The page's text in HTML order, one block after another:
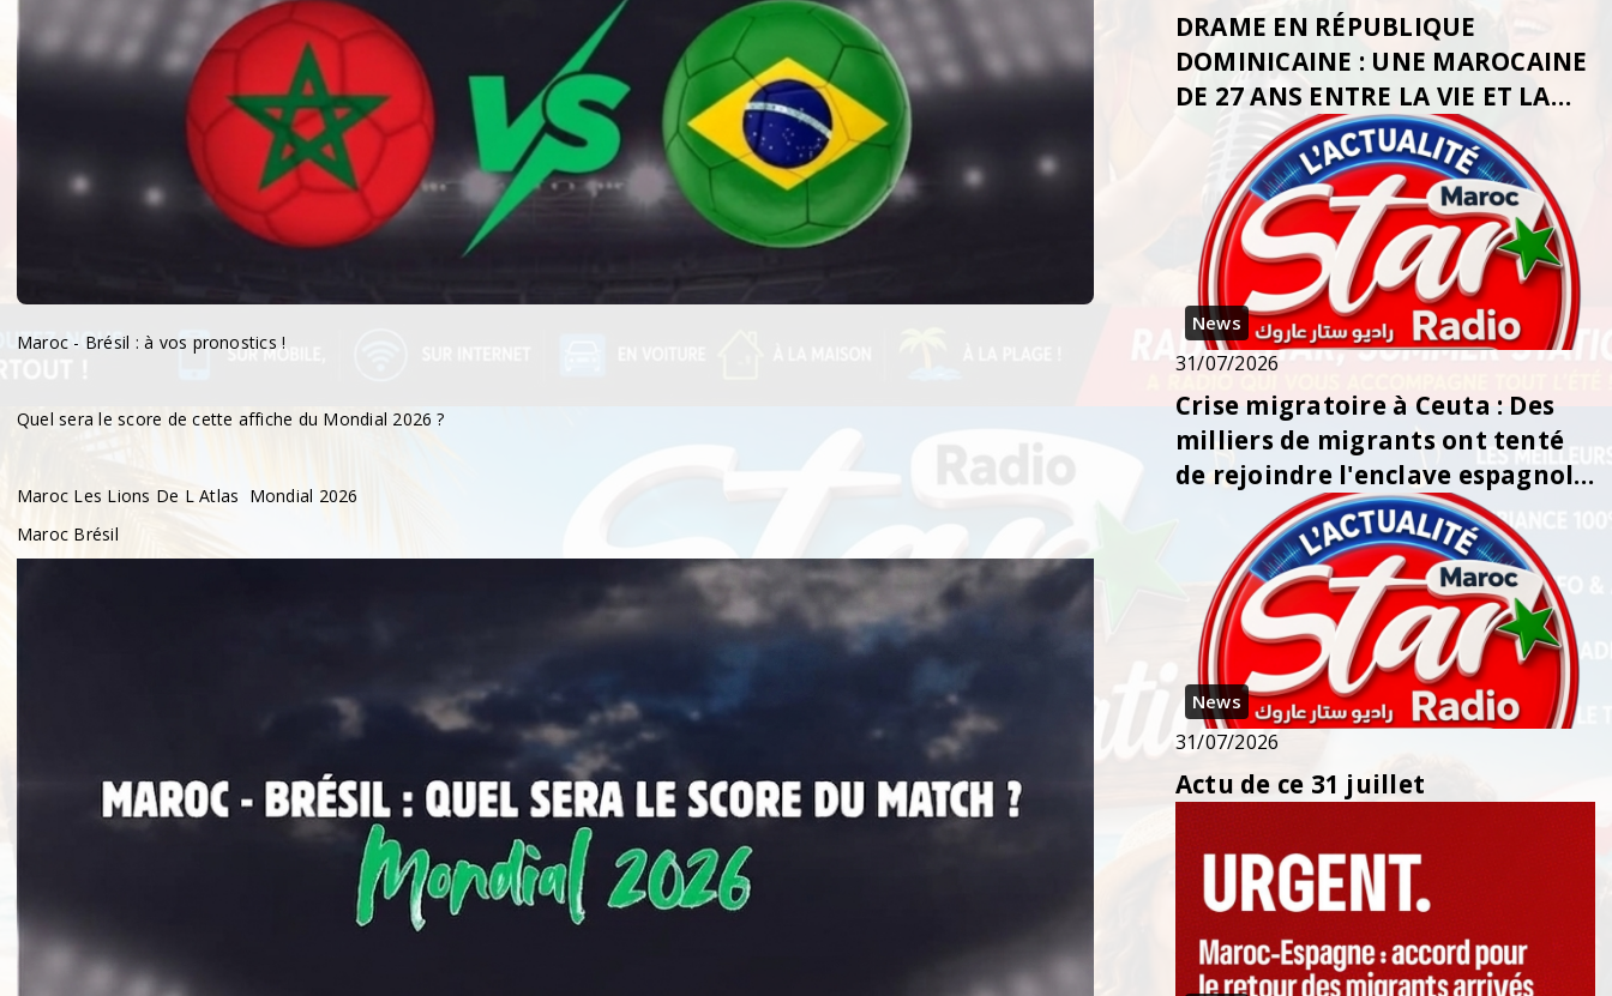
Maroc - Brésil : à vos pronostics !
Quel sera le score de cette affiche du Mondial 2026 ?
Maroc Les Lions De L Atlas Mondial 2026
Maroc Brésil
DRAME EN RÉPUBLIQUE
DOMINICAINE : UNE MAROCAINE
DE 27 ANS ENTRE LA VIE ET LA
MORT, SA FAMILLE LANCE UN
APPEL À L’AIDE
News
31/07/2026
Crise migratoire à Ceuta : Des
milliers de migrants ont tenté
de rejoindre l'enclave espagnole
de Ceuta depuis le Mar...
News
31/07/2026
Actu de ce 31 juillet